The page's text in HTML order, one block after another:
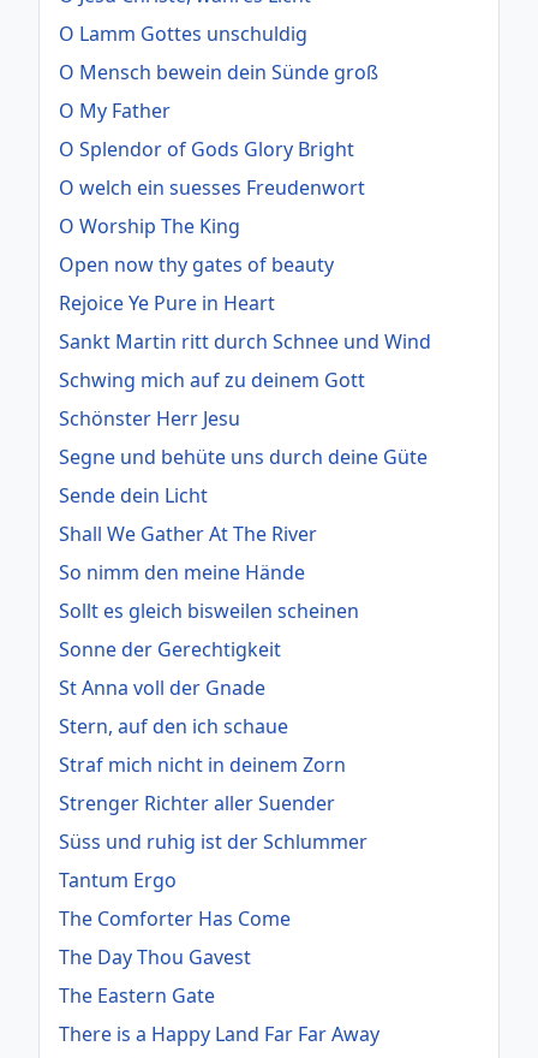
O Lamm Gottes unschuldig
O Mensch bewein dein Sünde groß
O My Father
O Splendor of Gods Glory Bright
O welch ein suesses Freudenwort
O Worship The King
Open now thy gates of beauty
Rejoice Ye Pure in Heart
Sankt Martin ritt durch Schnee und Wind
Schwing mich auf zu deinem Gott
Schönster Herr Jesu
Segne und behüte uns durch deine Güte
Sende dein Licht
Shall We Gather At The River
So nimm den meine Hände
Sollt es gleich bisweilen scheinen
Sonne der Gerechtigkeit
St Anna voll der Gnade
Stern, auf den ich schaue
Straf mich nicht in deinem Zorn
Strenger Richter aller Suender
Süss und ruhig ist der Schlummer
Tantum Ergo
The Comforter Has Come
The Day Thou Gavest
The Eastern Gate
There is a Happy Land Far Far Away